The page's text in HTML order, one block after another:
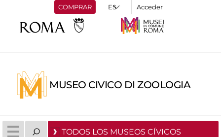
COMPRAR Acceder
MUSEO CIVICO DI ZOOLOGIA
TODOS LOS MUSEOS CÍVICOS